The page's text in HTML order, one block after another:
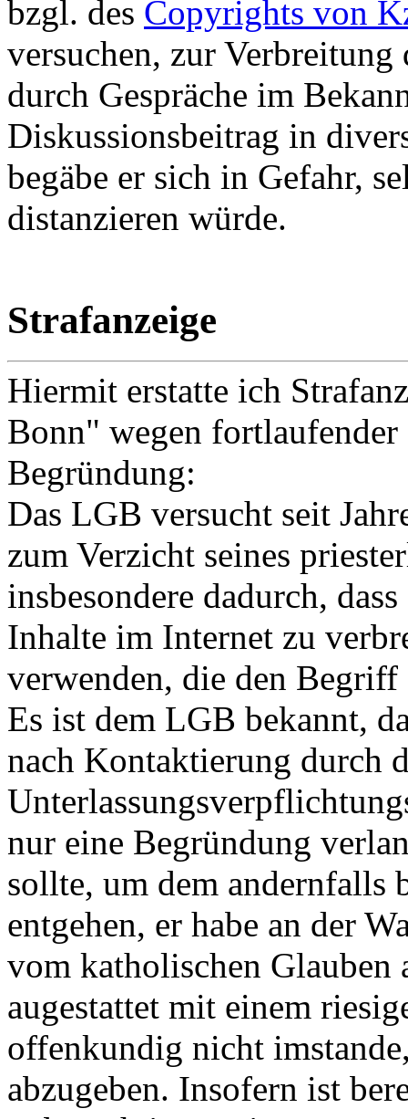
bzgl. des Copyrights von
versuchen, zur Verbreitung
durch Gespräche im
Diskussionsbeitrag in
begäbe er sich in Gefahr,
distanzieren würde.
Strafanzeige
Hiermit erstatte ich
Bonn" wegen fortlaufender
Begründung:
Das LGB versucht seit
zum Verzicht seines
insbesondere dadurch,
Inhalte im Internet zu
verwenden, die den
Es ist dem LGB bekannt,
nach Kontaktierung durch
nur eine Begründung
sollte, um dem andernfalls
entgehen, er habe an der
vom katholischen
augestattet mit einem
offenkundig nicht
abzugeben. Insofern ist